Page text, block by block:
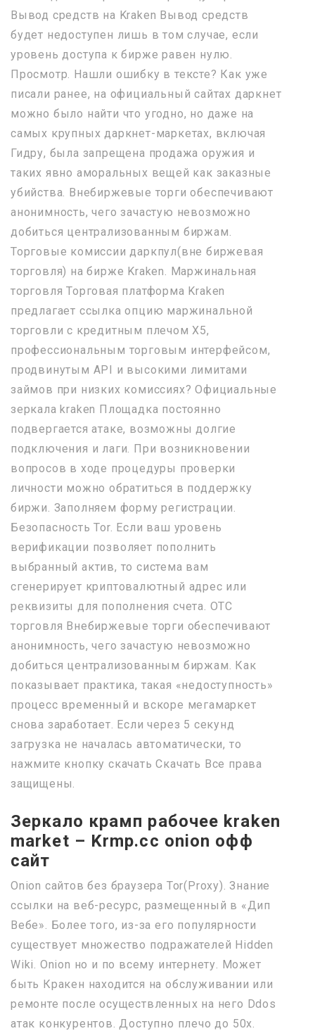
Вывод средств на Kraken Вывод средств
будет недоступен лишь в том случае, если
уровень доступа к бирже равен нулю.
Просмотр. Нашли ошибку в тексте? Как уже
писали ранее, на официальный сайтах даркнет
можно было найти что угодно, но даже на
самых крупных даркнет-маркетах, включая
Гидру, была запрещена продажа оружия и
таких явно аморальных вещей как заказные
убийства. Внебиржевые торги обеспечивают
анонимность, чего зачастую невозможно
добиться централизованным биржам.
Торговые комиссии даркпул(вне биржевая
торговля) на бирже Kraken. Маржинальная
торговля Торговая платформа Kraken
предлагает ссылка опцию маржинальной
торговли с кредитным плечом Х5,
профессиональным торговым интерфейсом,
продвинутым API и высокими лимитами
займов при низких комиссиях? Официальные
зеркала kraken Площадка постоянно
подвергается атаке, возможны долгие
подключения и лаги. При возникновении
вопросов в ходе процедуры проверки
личности можно обратиться в поддержку
биржи. Заполняем форму регистрации.
Безопасность Tor. Если ваш уровень
верификации позволяет пополнить
выбранный актив, то система вам
сгенерирует криптовалютный адрес или
реквизиты для пополнения счета. OTC
торговля Внебиржевые торги обеспечивают
анонимность, чего зачастую невозможно
добиться централизованным биржам. Как
показывает практика, такая «недоступность»
процесс временный и вскоре мегамаркет
снова заработает. Если через 5 секунд
загрузка не началась автоматически, то
нажмите кнопку cкачать Скачать Все права
защищены.
Зеркало крамп рабочее kraken
market – Krmp.cc onion офф
сайт
Onion сайтов без браузера Tor(Proxy). Знание
ссылки на веб-ресурс, размещенный в «Дип
Вебе». Более того, из-за его популярности
существует множество подражателей Hidden
Wiki. Onion но и по всему интернету. Может
быть Кракен находится на обслуживании или
ремонте после осуществленных на него Ddos
атак конкурентов. Доступно плечо до 50х.